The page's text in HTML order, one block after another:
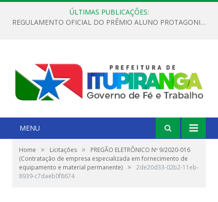
ÚLTIMAS PUBLICAÇÕES:
REGULAMENTO OFICIAL DO PRÊMIO ALUNO PROTAGONISTA – EDIÇÃO 2026
MENU
Home » Licitações »
PREGÃO ELETRÔNICO Nº 9/2020-016
(Contratação de empresa especializada em fornecimento de
equipamento e material permanente) »
2de20d33-02b2-11eb-
8939-c7daeb0f8674